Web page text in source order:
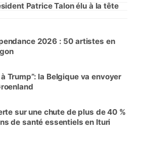
Patrice Talon élu à la tête
2026 : 50 artistes en
Trump”: la Belgique va envoyer
sur une chute de plus de 40 %
de santé essentiels en Ituri